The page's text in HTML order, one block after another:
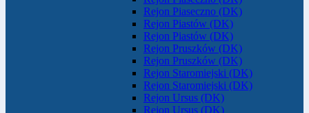
Rejon Piaseczno (DK)
Rejon Piastów (DK)
Rejon Piastów (DK)
Rejon Pruszków (DK)
Rejon Pruszków (DK)
Rejon Staromiejski (DK)
Rejon Staromiejski (DK)
Rejon Ursus (DK)
Rejon Ursus (DK)